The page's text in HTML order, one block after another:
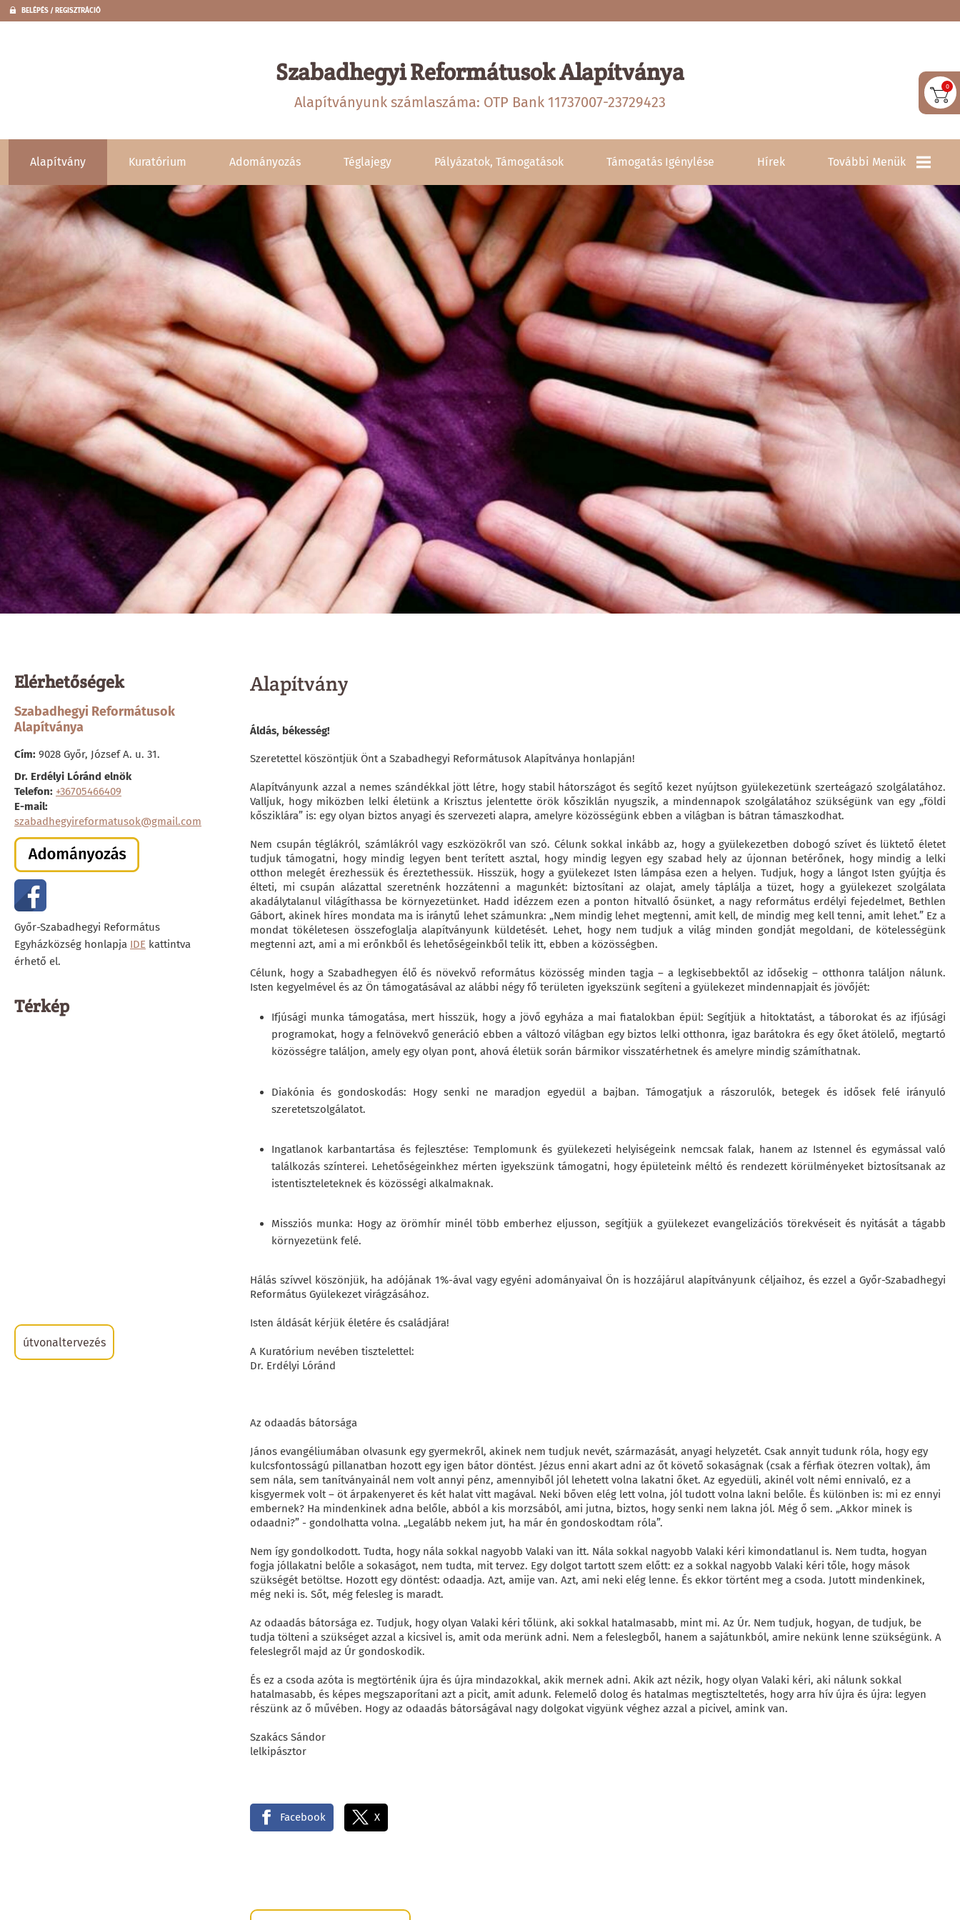
BELÉPÉS / REGISZTRÁCIÓ
0
Szabadhegyi Reformátusok Alapítványa
Alapítványunk számlaszáma: OTP Bank 11737007-23729423
Alapítvány Kuratórium Adományozás Téglajegy Pályázatok, Támogatások Támogatás Igénylése Hírek További Menük
Közérdekű Adatok
Elérhetőségek
Elérhetőségek
Szabadhegyi Reformátusok
Alapítványa
Cím: 9028 Győr, József A. u. 31.
Dr. Erdélyi Lóránd elnök
Telefon: +36705466409
E-mail:
szabadhegyireformatusok@gmail.com
Győr-Szabadhegyi Református
Egyházközség honlapja IDE kattintva
érhető el.
Térkép
útvonaltervezés
Alapítvány
Áldás, békesség!
Szeretettel köszöntjük Önt a Szabadhegyi Reformátusok Alapítványa honlapján!
Alapítványunk azzal a nemes szándékkal jött létre, hogy stabil hátországot és segítő kezet nyújtson gyülekezetünk szerteágazó szolgálatához.
Valljuk, hogy miközben lelki életünk a Krisztus jelentette örök kősziklán nyugszik, a mindennapok szolgálatához szükségünk van egy „földi
kősziklára” is: egy olyan biztos anyagi és szervezeti alapra, amelyre közösségünk ebben a világban is bátran támaszkodhat.
Nem csupán téglákról, számlákról vagy eszközökről van szó. Célunk sokkal inkább az, hogy a gyülekezetben dobogó szívet és lüktető életet
tudjuk támogatni, hogy mindig legyen bent terített asztal, hogy mindig legyen egy szabad hely az újonnan betérőnek, hogy mindig a lelki
otthon melegét érezhessük és éreztethessük. Hisszük, hogy a gyülekezet Isten lámpása ezen a helyen. Tudjuk, hogy a lángot Isten gyújtja és
élteti, mi csupán alázattal szeretnénk hozzátenni a magunkét: biztosítani az olajat, amely táplálja a tüzet, hogy a gyülekezet szolgálata
akadálytalanul világíthassa be környezetünket. Hadd idézzem ezen a ponton hitvalló ősünket, a nagy református erdélyi fejedelmet, Bethlen
Gábort, akinek híres mondata ma is iránytű lehet számunkra: „Nem mindig lehet megtenni, amit kell, de mindig meg kell tenni, amit lehet.” Ez a
mondat tökéletesen összefoglalja alapítványunk küldetését. Lehet, hogy nem tudjuk a világ minden gondját megoldani, de kötelességünk
megtenni azt, ami a mi erőnkből és lehetőségeinkből telik itt, ebben a közösségben.
Célunk, hogy a Szabadhegyen élő és növekvő református közösség minden tagja – a legkisebbektől az idősekig – otthonra találjon nálunk.
Isten kegyelmével és az Ön támogatásával az alábbi négy fő területen igyekszünk segíteni a gyülekezet mindennapjait és jövőjét:
Ifjúsági munka támogatása, mert hisszük, hogy a jövő egyháza a mai fiatalokban épül: Segítjük a hitoktatást, a táborokat és az ifjúsági
programokat, hogy a felnövekvő generáció ebben a változó világban egy biztos lelki otthonra, igaz barátokra és egy őket átölelő, megtartó
közösségre találjon, amely egy olyan pont, ahová életük során bármikor visszatérhetnek és amelyre mindig számíthatnak.
Diakónia és gondoskodás: Hogy senki ne maradjon egyedül a bajban. Támogatjuk a rászorulók, betegek és idősek felé irányuló
szeretetszolgálatot.
Ingatlanok karbantartása és fejlesztése: Templomunk és gyülekezeti helyiségeink nemcsak falak, hanem az Istennel és egymással való
találkozás színterei. Lehetőségeinkhez mérten igyekszünk támogatni, hogy épületeink méltó és rendezett körülményeket biztosítsanak az
istentiszteleteknek és közösségi alkalmaknak.
Missziós munka: Hogy az örömhír minél több emberhez eljusson, segítjük a gyülekezet evangelizációs törekvéseit és nyitását a tágabb
környezetünk felé.
Hálás szívvel köszönjük, ha adójának 1%-ával vagy egyéni adományaival Ön is hozzájárul alapítványunk céljaihoz, és ezzel a Győr-Szabadhegyi
Református Gyülekezet virágzásához.
Isten áldását kérjük életére és családjára!
A Kuratórium nevében tisztelettel:
Dr. Erdélyi Lóránd
Az odaadás bátorsága
János evangéliumában olvasunk egy gyermekről, akinek nem tudjuk nevét, származását, anyagi helyzetét. Csak annyit tudunk róla, hogy egy
kulcsfontosságú pillanatban hozott egy igen bátor döntést. Jézus enni akart adni az őt követő sokaságnak (csak a férfiak ötezren voltak), ám
sem nála, sem tanítványainál nem volt annyi pénz, amennyiből jól lehetett volna lakatni őket. Az egyedüli, akinél volt némi ennivaló, ez a
kisgyermek volt – öt árpakenyeret és két halat vitt magával. Neki bőven elég lett volna, jól tudott volna lakni belőle. És különben is: mi ez ennyi
embernek? Ha mindenkinek adna belőle, abból a kis morzsából, ami jutna, biztos, hogy senki nem lakna jól. Még ő sem. „Akkor minek is
odaadni?” - gondolhatta volna. „Legalább nekem jut, ha már én gondoskodtam róla”.
Nem így gondolkodott. Tudta, hogy nála sokkal nagyobb Valaki van itt. Nála sokkal nagyobb Valaki kéri kimondatlanul is. Nem tudta, hogyan
fogja jóllakatni belőle a sokaságot, nem tudta, mit tervez. Egy dolgot tartott szem előtt: ez a sokkal nagyobb Valaki kéri tőle, hogy mások
szükségét betöltse. Hozott egy döntést: odaadja. Azt, amije van. Azt, ami neki elég lenne. És ekkor történt meg a csoda. Jutott mindenkinek,
még neki is. Sőt, még felesleg is maradt.
Az odaadás bátorsága ez. Tudjuk, hogy olyan Valaki kéri tőlünk, aki sokkal hatalmasabb, mint mi. Az Úr. Nem tudjuk, hogyan, de tudjuk, be
tudja tölteni a szükséget azzal a kicsivel is, amit oda merünk adni. Nem a feleslegből, hanem a sajátunkból, amire nekünk lenne szükségünk. A
feleslegről majd az Úr gondoskodik.
És ez a csoda azóta is megtörténik újra és újra mindazokkal, akik mernek adni. Akik azt nézik, hogy olyan Valaki kéri, aki nálunk sokkal
hatalmasabb, és képes megszaporítani azt a picit, amit adunk. Felemelő dolog és hatalmas megtiszteltetés, hogy arra hív újra és újra: legyen
részünk az ő művében. Hogy az odaadás bátorságával nagy dolgokat vigyünk véghez azzal a picivel, amink van.
Szakács Sándor
lelkipásztor
Facebook X